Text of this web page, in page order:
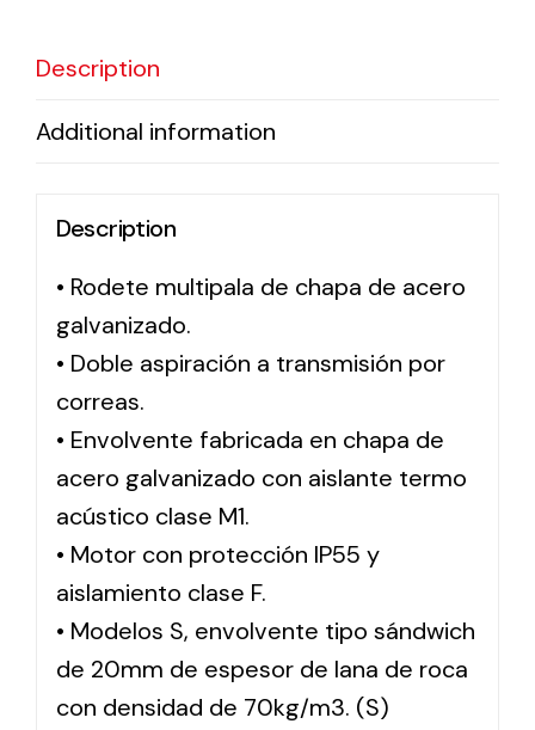
Variedad de soluciones solares para todo tipo
Solar lighting
Variety of solar solutions for all kinds of needs.
Description
Additional information
Description
• Rodete multipala de chapa de acero
galvanizado.
• Doble aspiración a transmisión por
correas.
• Envolvente fabricada en chapa de
acero galvanizado con aislante termo
acústico clase M1.
• Motor con protección IP55 y
aislamiento clase F.
• Modelos S, envolvente tipo sándwich
de 20mm de espesor de lana de roca
con densidad de 70kg/m3. (S)